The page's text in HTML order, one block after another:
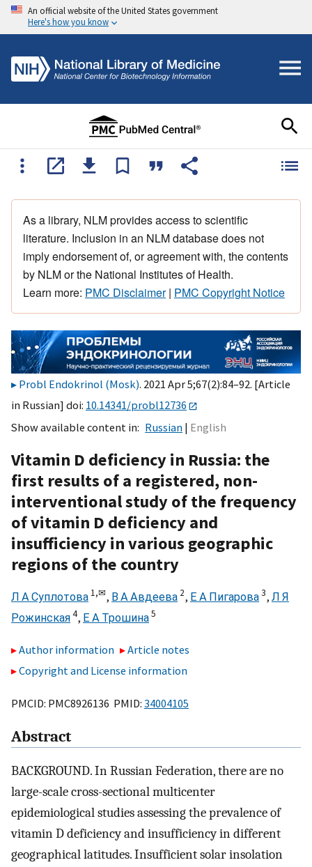
An official website of the United States government
Here's how you know
As a library, NLM provides access to scientific
literature. Inclusion in an NLM database does not
imply endorsement of, or agreement with, the contents
by NLM or the National Institutes of Health.
Learn more: PMC Disclaimer| PMC Copyright Notice
Probl Endokrinol (Mosk). 2021 Apr 5;67(2):84–92. [Article
in Russian] doi: 10.14341/probl12736
Show available content in
Russian English
Vitamin D deficiency in Russia: the
first results of a registered, non-
interventional study of the frequency
of vitamin D deficiency and
insufficiency in various geographic
regions of the country
Л А Суплотова 1,✉, В А Авдеева 2, Е А Пигарова3, Л Я
Рожинская4, Е А Трошина5
Author information
Article notes
Copyright and License information
PMCID: PMC8926136 PMID: 34004105
Abstract
BACKGROUND. In Russian Federation, there are no
large-scale cross-sectional multicenter
epidemiological studies assessing the prevalence of
vitamin D deficiency and insufficiency in different
geographical latitudes. Insufficient solar insolation